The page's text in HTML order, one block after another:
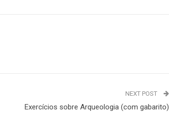
NEXT POST
Exercícios sobre Arqueologia (com gabarito)